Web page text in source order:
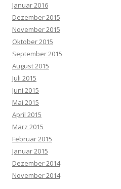
Januar 2016
Dezember 2015
November 2015
Oktober 2015
September 2015
August 2015
Juli 2015
Juni 2015
Mai 2015
April 2015
März 2015
Februar 2015
Januar 2015
Dezember 2014
November 2014